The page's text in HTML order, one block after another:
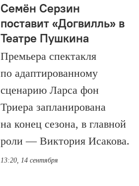
Семён Серзин
поставит «Догвилль» в
Театре Пушкина
Премьера спектакля
по адаптированному
сценарию Ларса фон
Триера запланирована
на конец сезона, в главной
роли — Виктория Исакова.
13:20, 14 сентября